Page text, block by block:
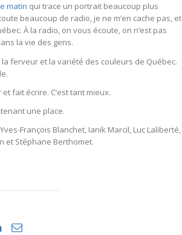
matin qui trace un portrait beaucoup plus
beaucoup de radio, je ne m’en cache pas, et
À la radio, on vous écoute, on n’est pas
la vie des gens.
ferveur et la variété des couleurs de Québec.
fait écrire. C’est tant mieux.
une place.
François Blanchet, Ianik Marcil, Luc Laliberté,
et Stéphane Berthomet.